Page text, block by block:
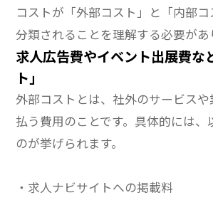
コストが「外部コスト」と「内部
分類されることを理解する必要があ
求人広告費やイベント出展費な
ト」
外部コストとは、社外のサービス
払う費用のことです。具体的には、
のが挙げられます。
・求人ナビサイトへの掲載料